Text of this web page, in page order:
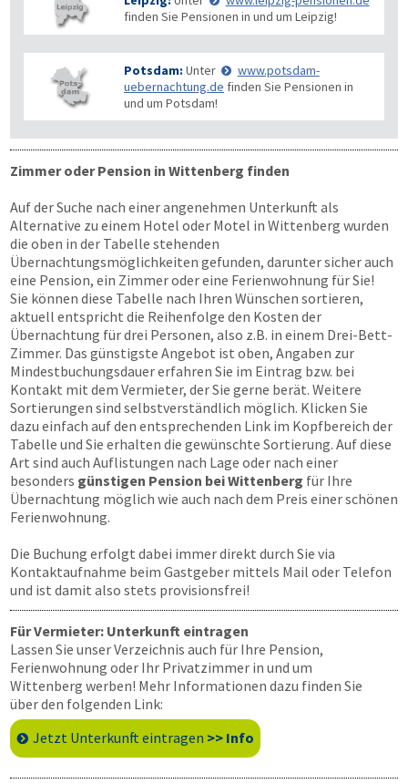
finden Sie Pensionen in und um Leipzig!
Potsdam: Unter
www.potsdam-
uebernachtung.de finden Sie Pensionen in
und um Potsdam!
Zimmer oder Pension in Wittenberg finden
Auf der Suche nach einer angenehmen Unterkunft als
Alternative zu einem Hotel oder Motel in Wittenberg wurden
die oben in der Tabelle stehenden
Übernachtungsmöglichkeiten gefunden, darunter sicher auch
eine Pension, ein Zimmer oder eine Ferienwohnung für Sie!
Sie können diese Tabelle nach Ihren Wünschen sortieren,
aktuell entspricht die Reihenfolge den Kosten der
Übernachtung für drei Personen, also z.B. in einem Drei-Bett-
Zimmer. Das günstigste Angebot ist oben, Angaben zur
Mindestbuchungsdauer erfahren Sie im Eintrag bzw. bei
Kontakt mit dem Vermieter, der Sie gerne berät. Weitere
Sortierungen sind selbstverständlich möglich. Klicken Sie
dazu einfach auf den entsprechenden Link im Kopfbereich der
Tabelle und Sie erhalten die gewünschte Sortierung. Auf diese
Art sind auch Auflistungen nach Lage oder nach einer
besonders günstigen Pension bei Wittenberg für Ihre
Übernachtung möglich wie auch nach dem Preis einer schönen
Ferienwohnung.
Die Buchung erfolgt dabei immer direkt durch Sie via
Kontaktaufnahme beim Gastgeber mittels Mail oder Telefon
und ist damit also stets provisionsfrei!
Für Vermieter: Unterkunft eintragen
Lassen Sie unser Verzeichnis auch für Ihre Pension,
Ferienwohnung oder Ihr Privatzimmer in und um
Wittenberg werben! Mehr Informationen dazu finden Sie
über den folgenden Link:
Jetzt Unterkunft eintragen >> Info